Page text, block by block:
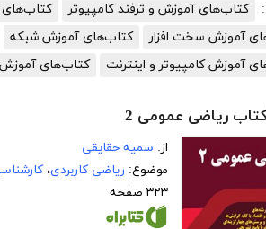
کتاب‌های آموزش و ترفند کامپیوتر
آموزش سخت افزار
کتاب‌های آموزش شبکه
آموزش کامپیوتر و اینترنت
کتاب‌های
کتاب ریاضی عمومی 2
از: سمیه حقایقی
موضوع: ریاضی کاربردی،
۳۲۳ صفحه